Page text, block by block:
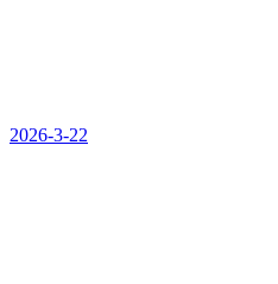
2026-3-22